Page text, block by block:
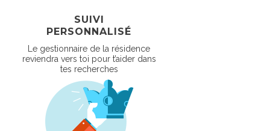
SUIVI
PERSONNALISÉ
Le gestionnaire de la résidence
reviendra vers toi pour t’aider dans
tes recherches